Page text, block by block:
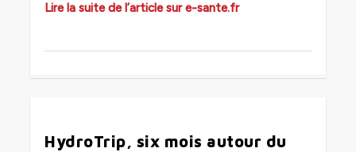
Lire la suite de l’article sur e-sante.fr
HydroTrip, six mois autour du